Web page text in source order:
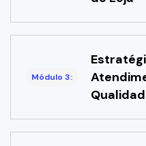
Módulo 3: